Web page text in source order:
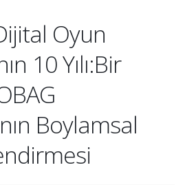
Oyun
10 Yılı:Bir
Boylamsal